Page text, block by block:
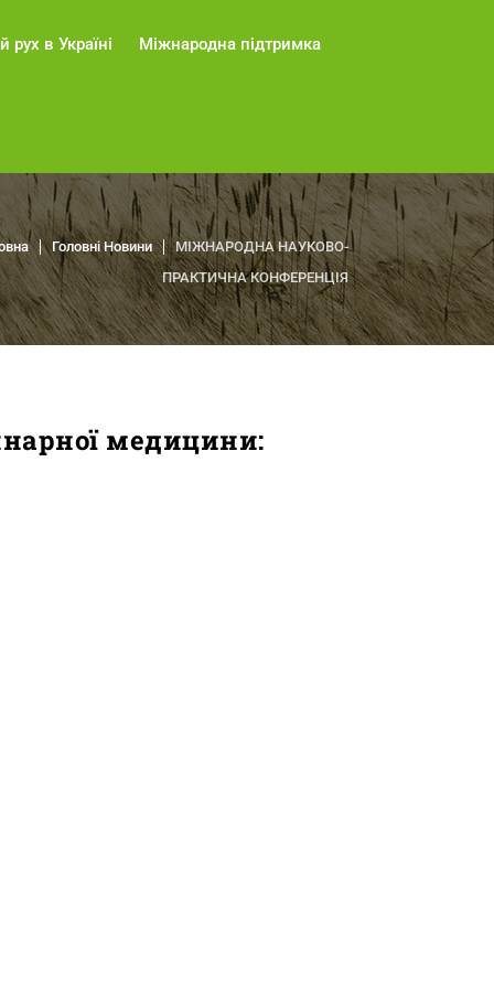
рух в Україні Міжнародна підтримка
Головні Новини
МІЖНАРОДНА НАУКОВО-
ПРАКТИЧНА КОНФЕРЕНЦІЯ
медицини: